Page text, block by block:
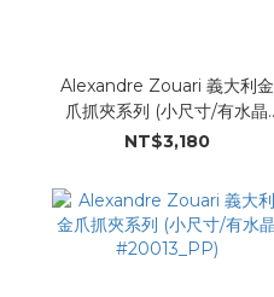
Alexandre Zouari 義大利金
爪抓夾系列 (小尺寸/有水晶
#20013_GG)
NT$3,180